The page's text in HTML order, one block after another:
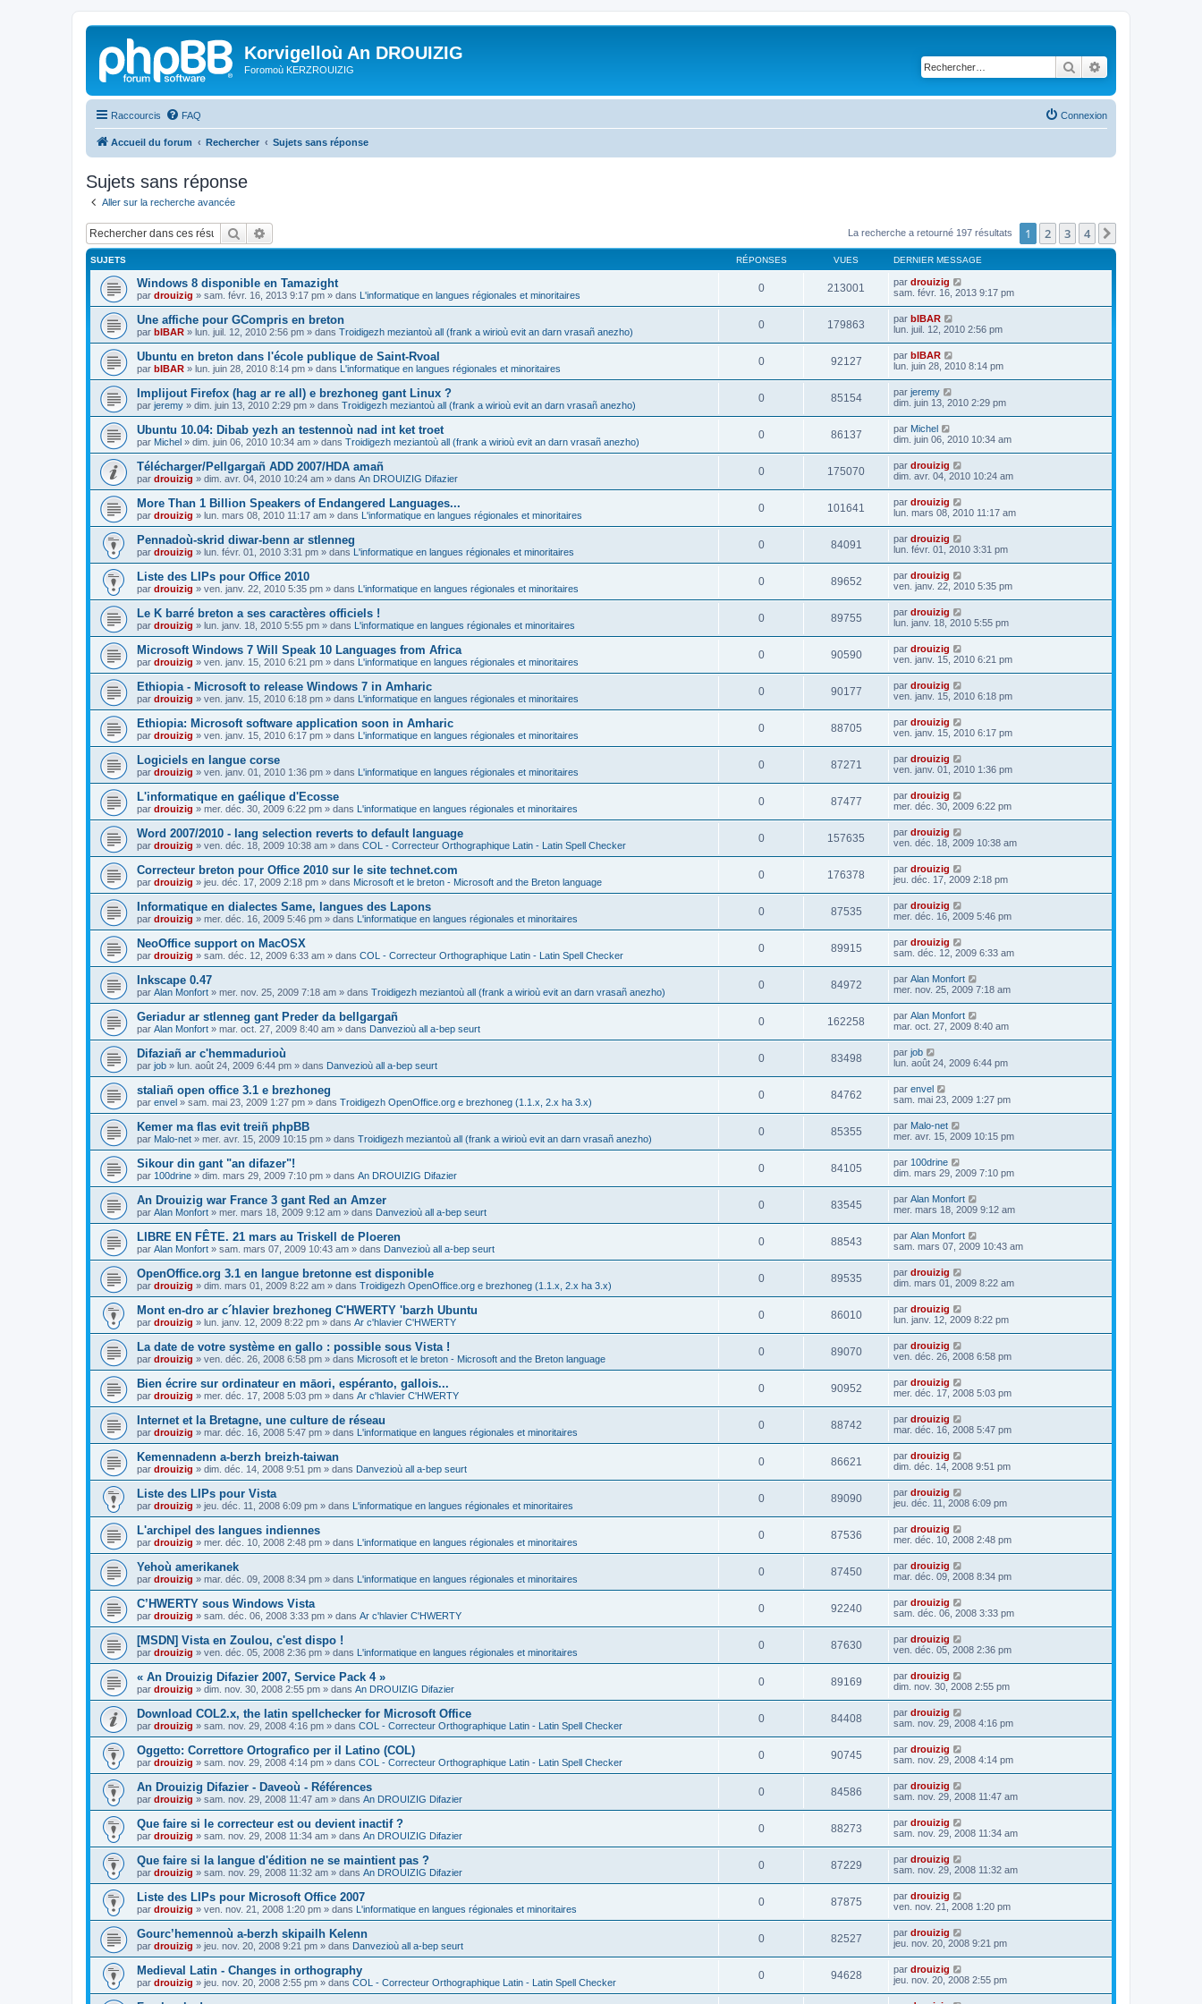
Korvigelloù An DROUIZIG
Foromoù KERZROUIZIG Rechercher
Raccourcis FAQ Connexion
Accueil du forum Rechercher Sujets sans réponse
Sujets sans réponse
Aller sur la recherche avancée
Rechercher La recherche a retourné 197 résultats 1 2 3 4
SUJETS RÉPONSES VUES DERNIER MESSAGE
Windows 8 disponible en Tamazight
par drouizig » sam. févr. 16, 2013 9:17 pm » dans L'informatique en langues régionales et minoritaires
0 213001 par drouizig
sam. févr. 16, 2013 9:17 pm
Une affiche pour GCompris en breton
par bIBAR » lun. juil. 12, 2010 2:56 pm » dans Troidigezh meziantoù all (frank a wirioù evit an darn vrasañ anezho)
0 179863 par bIBAR
lun. juil. 12, 2010 2:56 pm
Ubuntu en breton dans l'école publique de Saint-Rvoal
par bIBAR » lun. juin 28, 2010 8:14 pm » dans L'informatique en langues régionales et minoritaires
0 92127 par bIBAR
lun. juin 28, 2010 8:14 pm
Implijout Firefox (hag ar re all) e brezhoneg gant Linux ?
par jeremy » dim. juin 13, 2010 2:29 pm » dans Troidigezh meziantoù all (frank a wirioù evit an darn vrasañ anezho)
0 85154 par jeremy
dim. juin 13, 2010 2:29 pm
Ubuntu 10.04: Dibab yezh an testennoù nad int ket troet
par Michel » dim. juin 06, 2010 10:34 am » dans Troidigezh meziantoù all (frank a wirioù evit an darn vrasañ anezho)
0 86137 par Michel
dim. juin 06, 2010 10:34 am
Télécharger/Pellgargañ ADD 2007/HDA amañ
par drouizig » dim. avr. 04, 2010 10:24 am » dans An DROUIZIG Difazier
0 175070 par drouizig
dim. avr. 04, 2010 10:24 am
More Than 1 Billion Speakers of Endangered Languages...
par drouizig » lun. mars 08, 2010 11:17 am » dans L'informatique en langues régionales et minoritaires
0 101641 par drouizig
lun. mars 08, 2010 11:17 am
Pennadoù-skrid diwar-benn ar stlenneg
par drouizig » lun. févr. 01, 2010 3:31 pm » dans L'informatique en langues régionales et minoritaires
0 84091 par drouizig
lun. févr. 01, 2010 3:31 pm
Liste des LIPs pour Office 2010
par drouizig » ven. janv. 22, 2010 5:35 pm » dans L'informatique en langues régionales et minoritaires
0 89652 par drouizig
ven. janv. 22, 2010 5:35 pm
Le K barré breton a ses caractères officiels !
par drouizig » lun. janv. 18, 2010 5:55 pm » dans L'informatique en langues régionales et minoritaires
0 89755 par drouizig
lun. janv. 18, 2010 5:55 pm
Microsoft Windows 7 Will Speak 10 Languages from Africa
par drouizig » ven. janv. 15, 2010 6:21 pm » dans L'informatique en langues régionales et minoritaires
0 90590 par drouizig
ven. janv. 15, 2010 6:21 pm
Ethiopia - Microsoft to release Windows 7 in Amharic
par drouizig » ven. janv. 15, 2010 6:18 pm » dans L'informatique en langues régionales et minoritaires
0 90177 par drouizig
ven. janv. 15, 2010 6:18 pm
Ethiopia: Microsoft software application soon in Amharic
par drouizig » ven. janv. 15, 2010 6:17 pm » dans L'informatique en langues régionales et minoritaires
0 88705 par drouizig
ven. janv. 15, 2010 6:17 pm
Logiciels en langue corse
par drouizig » ven. janv. 01, 2010 1:36 pm » dans L'informatique en langues régionales et minoritaires
0 87271 par drouizig
ven. janv. 01, 2010 1:36 pm
L'informatique en gaélique d'Ecosse
par drouizig » mer. déc. 30, 2009 6:22 pm » dans L'informatique en langues régionales et minoritaires
0 87477 par drouizig
mer. déc. 30, 2009 6:22 pm
Word 2007/2010 - lang selection reverts to default language
par drouizig » ven. déc. 18, 2009 10:38 am » dans COL - Correcteur Orthographique Latin - Latin Spell Checker
0 157635 par drouizig
ven. déc. 18, 2009 10:38 am
Correcteur breton pour Office 2010 sur le site technet.com
par drouizig » jeu. déc. 17, 2009 2:18 pm » dans Microsoft et le breton - Microsoft and the Breton language
0 176378 par drouizig
jeu. déc. 17, 2009 2:18 pm
Informatique en dialectes Same, langues des Lapons
par drouizig » mer. déc. 16, 2009 5:46 pm » dans L'informatique en langues régionales et minoritaires
0 87535 par drouizig
mer. déc. 16, 2009 5:46 pm
NeoOffice support on MacOSX
par drouizig » sam. déc. 12, 2009 6:33 am » dans COL - Correcteur Orthographique Latin - Latin Spell Checker
0 89915 par drouizig
sam. déc. 12, 2009 6:33 am
Inkscape 0.47
par Alan Monfort » mer. nov. 25, 2009 7:18 am » dans Troidigezh meziantoù all (frank a wirioù evit an darn vrasañ anezho)
0 84972 par Alan Monfort
mer. nov. 25, 2009 7:18 am
Geriadur ar stlenneg gant Preder da bellgargañ
par Alan Monfort » mar. oct. 27, 2009 8:40 am » dans Danvezioù all a-bep seurt
0 162258 par Alan Monfort
mar. oct. 27, 2009 8:40 am
Difaziañ ar c'hemmadurioù
par job » lun. août 24, 2009 6:44 pm » dans Danvezioù all a-bep seurt
0 83498 par job
lun. août 24, 2009 6:44 pm
staliañ open office 3.1 e brezhoneg
par envel » sam. mai 23, 2009 1:27 pm » dans Troidigezh OpenOffice.org e brezhoneg (1.1.x, 2.x ha 3.x)
0 84762 par envel
sam. mai 23, 2009 1:27 pm
Kemer ma flas evit treiñ phpBB
par Malo-net » mer. avr. 15, 2009 10:15 pm » dans Troidigezh meziantoù all (frank a wirioù evit an darn vrasañ anezho)
0 85355 par Malo-net
mer. avr. 15, 2009 10:15 pm
Sikour din gant "an difazer"!
par 100drine » dim. mars 29, 2009 7:10 pm » dans An DROUIZIG Difazier
0 84105 par 100drine
dim. mars 29, 2009 7:10 pm
An Drouizig war France 3 gant Red an Amzer
par Alan Monfort » mer. mars 18, 2009 9:12 am » dans Danvezioù all a-bep seurt
0 83545 par Alan Monfort
mer. mars 18, 2009 9:12 am
LIBRE EN FÊTE. 21 mars au Triskell de Ploeren
par Alan Monfort » sam. mars 07, 2009 10:43 am » dans Danvezioù all a-bep seurt
0 88543 par Alan Monfort
sam. mars 07, 2009 10:43 am
OpenOffice.org 3.1 en langue bretonne est disponible
par drouizig » dim. mars 01, 2009 8:22 am » dans Troidigezh OpenOffice.org e brezhoneg (1.1.x, 2.x ha 3.x)
0 89535 par drouizig
dim. mars 01, 2009 8:22 am
Mont en-dro ar c´hlavier brezhoneg C'HWERTY 'barzh Ubuntu
par drouizig » lun. janv. 12, 2009 8:22 pm » dans Ar c'hlavier C'HWERTY
0 86010 par drouizig
lun. janv. 12, 2009 8:22 pm
La date de votre système en gallo : possible sous Vista !
par drouizig » ven. déc. 26, 2008 6:58 pm » dans Microsoft et le breton - Microsoft and the Breton language
0 89070 par drouizig
ven. déc. 26, 2008 6:58 pm
Bien écrire sur ordinateur en māori, espéranto, gallois...
par drouizig » mer. déc. 17, 2008 5:03 pm » dans Ar c'hlavier C'HWERTY
0 90952 par drouizig
mer. déc. 17, 2008 5:03 pm
Internet et la Bretagne, une culture de réseau
par drouizig » mar. déc. 16, 2008 5:47 pm » dans L'informatique en langues régionales et minoritaires
0 88742 par drouizig
mar. déc. 16, 2008 5:47 pm
Kemennadenn a-berzh breizh-taiwan
par drouizig » dim. déc. 14, 2008 9:51 pm » dans Danvezioù all a-bep seurt
0 86621 par drouizig
dim. déc. 14, 2008 9:51 pm
Liste des LIPs pour Vista
par drouizig » jeu. déc. 11, 2008 6:09 pm » dans L'informatique en langues régionales et minoritaires
0 89090 par drouizig
jeu. déc. 11, 2008 6:09 pm
L'archipel des langues indiennes
par drouizig » mer. déc. 10, 2008 2:48 pm » dans L'informatique en langues régionales et minoritaires
0 87536 par drouizig
mer. déc. 10, 2008 2:48 pm
Yehoù amerikanek
par drouizig » mar. déc. 09, 2008 8:34 pm » dans L'informatique en langues régionales et minoritaires
0 87450 par drouizig
mar. déc. 09, 2008 8:34 pm
C’HWERTY sous Windows Vista
par drouizig » sam. déc. 06, 2008 3:33 pm » dans Ar c'hlavier C'HWERTY
0 92240 par drouizig
sam. déc. 06, 2008 3:33 pm
[MSDN] Vista en Zoulou, c'est dispo !
par drouizig » ven. déc. 05, 2008 2:36 pm » dans L'informatique en langues régionales et minoritaires
0 87630 par drouizig
ven. déc. 05, 2008 2:36 pm
« An Drouizig Difazier 2007, Service Pack 4 »
par drouizig » dim. nov. 30, 2008 2:55 pm » dans An DROUIZIG Difazier
0 89169 par drouizig
dim. nov. 30, 2008 2:55 pm
Download COL2.x, the latin spellchecker for Microsoft Office
par drouizig » sam. nov. 29, 2008 4:16 pm » dans COL - Correcteur Orthographique Latin - Latin Spell Checker
0 84408 par drouizig
sam. nov. 29, 2008 4:16 pm
Oggetto: Correttore Ortografico per il Latino (COL)
par drouizig » sam. nov. 29, 2008 4:14 pm » dans COL - Correcteur Orthographique Latin - Latin Spell Checker
0 90745 par drouizig
sam. nov. 29, 2008 4:14 pm
An Drouizig Difazier - Daveoù - Références
par drouizig » sam. nov. 29, 2008 11:47 am » dans An DROUIZIG Difazier
0 84586 par drouizig
sam. nov. 29, 2008 11:47 am
Que faire si le correcteur est ou devient inactif ?
par drouizig » sam. nov. 29, 2008 11:34 am » dans An DROUIZIG Difazier
0 88273 par drouizig
sam. nov. 29, 2008 11:34 am
Que faire si la langue d'édition ne se maintient pas ?
par drouizig » sam. nov. 29, 2008 11:32 am » dans An DROUIZIG Difazier
0 87229 par drouizig
sam. nov. 29, 2008 11:32 am
Liste des LIPs pour Microsoft Office 2007
par drouizig » ven. nov. 21, 2008 1:20 pm » dans L'informatique en langues régionales et minoritaires
0 87875 par drouizig
ven. nov. 21, 2008 1:20 pm
Gourc’hemennoù a-berzh skipailh Kelenn
par drouizig » jeu. nov. 20, 2008 9:21 pm » dans Danvezioù all a-bep seurt
0 82527 par drouizig
jeu. nov. 20, 2008 9:21 pm
Medieval Latin - Changes in orthography
par drouizig » jeu. nov. 20, 2008 2:55 pm » dans COL - Correcteur Orthographique Latin - Latin Spell Checker
0 94628 par drouizig
jeu. nov. 20, 2008 2:55 pm